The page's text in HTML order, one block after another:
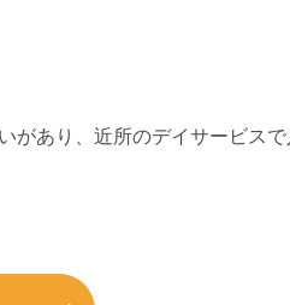
あり、近所のデイサービスで